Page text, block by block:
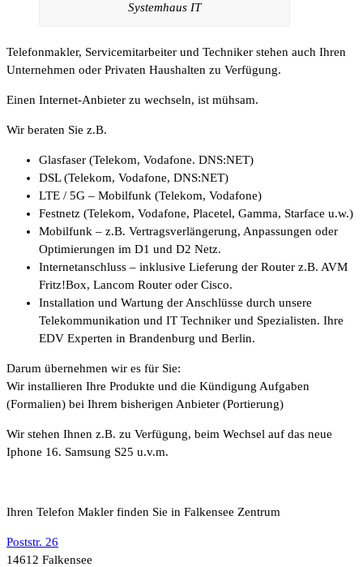
Systemhaus IT
Telefonmakler, Servicemitarbeiter und Techniker stehen auch Ihren
Unternehmen oder Privaten Haushalten zu Verfügung.
Einen Internet-Anbieter zu wechseln, ist mühsam.
Wir beraten Sie z.B.
Glasfaser (Telekom, Vodafone. DNS:NET)
DSL (Telekom, Vodafone, DNS:NET)
LTE / 5G – Mobilfunk (Telekom, Vodafone)
Festnetz (Telekom, Vodafone, Placetel, Gamma, Starface u.w.)
Mobilfunk – z.B. Vertragsverlängerung, Anpassungen oder
Optimierungen im D1 und D2 Netz.
Internetanschluss – inklusive Lieferung der Router z.B. AVM
Fritz!Box, Lancom Router oder Cisco.
Installation und Wartung der Anschlüsse durch unsere
Telekommunikation und IT Techniker und Spezialisten. Ihre
EDV Experten in Brandenburg und Berlin.
Darum übernehmen wir es für Sie:
Wir installieren Ihre Produkte und die Kündigung Aufgaben
(Formalien) bei Ihrem bisherigen Anbieter (Portierung)
Wir stehen Ihnen z.B. zu Verfügung, beim Wechsel auf das neue
Iphone 16. Samsung S25 u.v.m.
Ihren Telefon Makler finden Sie in Falkensee Zentrum
Poststr. 26
14612 Falkensee